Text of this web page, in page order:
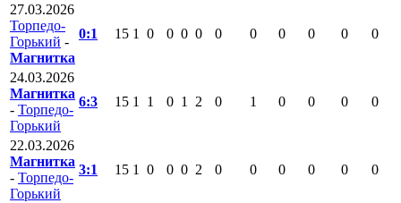
27.03.2026
Торпедо-
Горький -
Магнитка
0:1 15 1 0 0 0 0 0 0 0 0 0 0
24.03.2026
Магнитка
- Торпедо-
Горький
6:3 15 1 1 0 1 2 0 1 0 0 0 0
22.03.2026
Магнитка
- Торпедо-
Горький
3:1 15 1 0 0 0 2 0 0 0 0 0 0